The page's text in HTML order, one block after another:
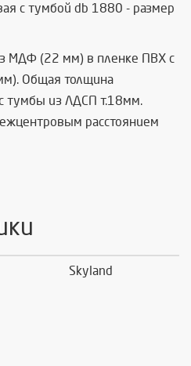
с тумбой db 1880 - размер
МДФ (22 мм) в пленке ПВХ с
Общая толщина
тумбы из ЛДСП т.18мм.
расстоянием
Skyland